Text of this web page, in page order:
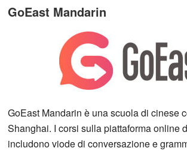
GoEast Mandarin
GoEast Mandarin è una scuola di cinese
Shanghai. I corsi sulla piattaforma online
includono viode di conversazione e